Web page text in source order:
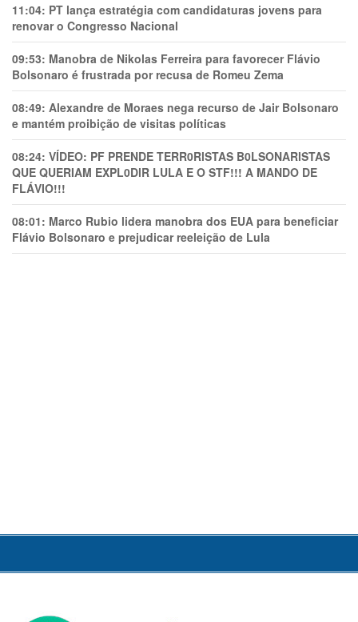
11:04: PT lança estratégia com candidaturas jovens para
renovar o Congresso Nacional
09:53: Manobra de Nikolas Ferreira para favorecer Flávio
Bolsonaro é frustrada por recusa de Romeu Zema
08:49: Alexandre de Moraes nega recurso de Jair Bolsonaro
e mantém proibição de visitas políticas
08:24: VÍDEO: PF PRENDE TERR0RlSTAS B0LSONARlSTAS
QUE QUERIAM EXPL0DlR LULA E O STF!!! A MANDO DE
FLÁVIO!!!
08:01: Marco Rubio lidera manobra dos EUA para beneficiar
Flávio Bolsonaro e prejudicar reeleição de Lula